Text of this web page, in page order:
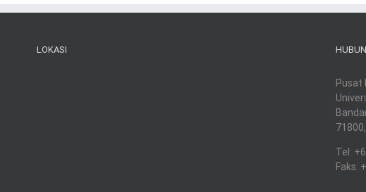
LOKASI
Pusat
Tel:
Faks: